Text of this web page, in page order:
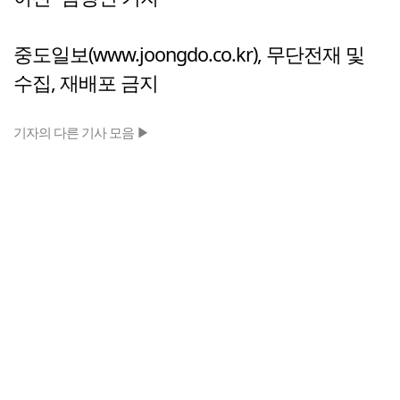
중도일보(www.joongdo.co.kr), 무단전재 및
수집, 재배포 금지
기자의 다른 기사 모음 ▶